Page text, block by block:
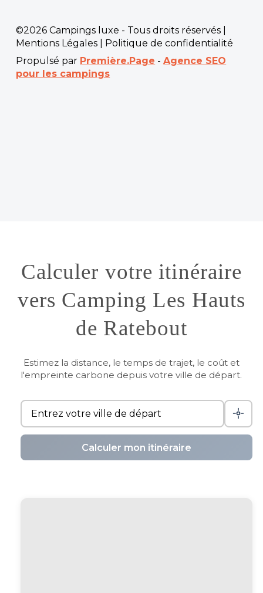
©2026 Campings luxe - Tous droits réservés |
Mentions Légales
Politique de confidentialité
Propulsé par Première.Page -Agence SEO
pour les campings
Calculer votre itinéraire
vers Camping Les Hauts
de Ratebout
Estimez la distance, le temps de trajet, le coût et
l'empreinte carbone depuis votre ville de départ.
Calculer mon itinéraire